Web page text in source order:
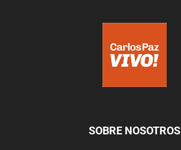
SOBRE NOSOTROS